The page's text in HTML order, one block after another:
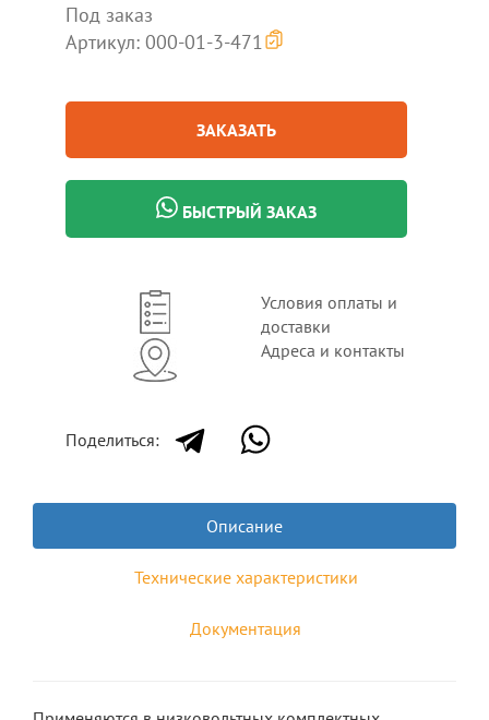
Под заказ
Артикул: 000-01-3-471
ЗАКАЗАТЬ
БЫСТРЫЙ ЗАКАЗ
Условия оплаты и
доставки
Адреса и контакты
Поделиться:
Описание
Технические характеристики
Документация